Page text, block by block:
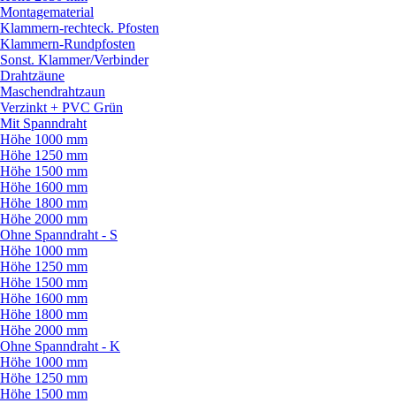
Montagematerial
Klammern-rechteck. Pfosten
Klammern-Rundpfosten
Sonst. Klammer/Verbinder
Drahtzäune
Maschendrahtzaun
Verzinkt + PVC Grün
Mit Spanndraht
Höhe 1000 mm
Höhe 1250 mm
Höhe 1500 mm
Höhe 1600 mm
Höhe 1800 mm
Höhe 2000 mm
Ohne Spanndraht - S
Höhe 1000 mm
Höhe 1250 mm
Höhe 1500 mm
Höhe 1600 mm
Höhe 1800 mm
Höhe 2000 mm
Ohne Spanndraht - K
Höhe 1000 mm
Höhe 1250 mm
Höhe 1500 mm